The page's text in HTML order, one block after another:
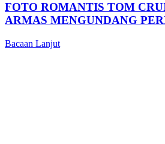
FOTO ROMANTIS TOM
ARMAS MENGUNDANG
Bacaan Lanjut